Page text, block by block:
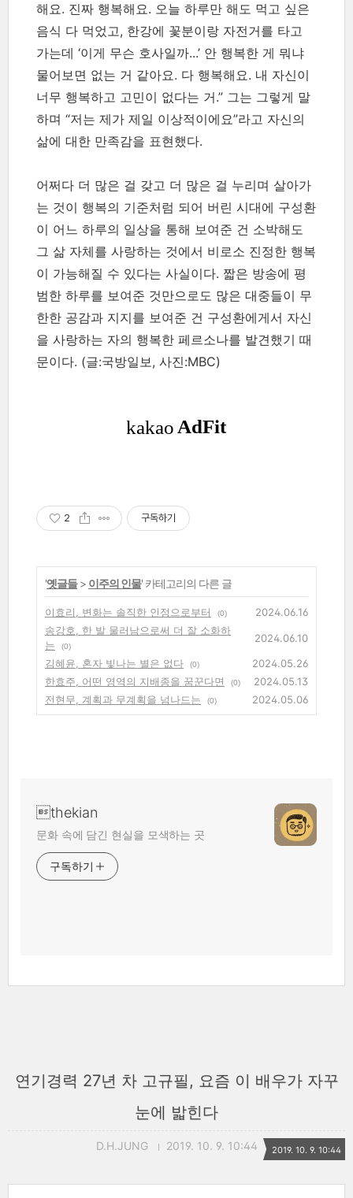
해요. 진짜 행복해요. 오늘 하루만 해도 먹고 싶은
음식 다 먹었고, 한강에 꽃분이랑 자전거를 타고
가는데 ‘이게 무슨 호사일까...’ 안 행복한 게 뭐냐
물어보면 없는 거 같아요. 다 행복해요. 내 자신이
너무 행복하고 고민이 없다는 거.” 그는 그렇게 말
하며 “저는 제가 제일 이상적이에요”라고 자신의
삶에 대한 만족감을 표현했다.
어쩌다 더 많은 걸 갖고 더 많은 걸 누리며 살아가
는 것이 행복의 기준처럼 되어 버린 시대에 구성환
이 어느 하루의 일상을 통해 보여준 건 소박해도
그 삶 자체를 사랑하는 것에서 비로소 진정한 행복
이 가능해질 수 있다는 사실이다. 짧은 방송에 평
범한 하루를 보여준 것만으로도 많은 대중들이 무
한한 공감과 지지를 보여준 건 구성환에게서 자신
을 사랑하는 자의 행복한 페르소나를 발견했기 때
문이다. (글:국방일보, 사진:MBC)
2 구독하기
'옛글들> 이주의 인물' 카테고리의 다른 글
이효리, 변화는 솔직한 인정으로부터 (0)
2024.06.16
송강호, 한 발 물러남으로써 더 잘 소화하
는
(0)
2024.06.10
김혜윤, 혼자 빛나는 별은 없다
(0)
2024.05.26
한효주, 어떤 영역의 지배종을 꿈꾼다면
(0)
2024.05.13
전현무, 계획과 무계획을 넘나드는
(0) 2024.05.06
thekian
문화 속에 담긴 현실을 모색하는 곳
구독하기
연기경력 27년 차 고규필, 요즘 이 배우가 자꾸
눈에 밟힌다
D.H.JUNG 2019. 10. 9. 10:44 2019. 10. 9. 10:44